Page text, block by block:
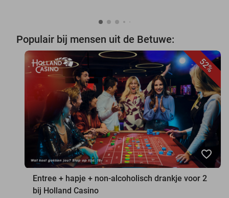
Populair bij mensen uit de Betuwe:
52%
favorite_border
Entree + hapje + non-alcoholisch drankje voor 2
bij Holland Casino